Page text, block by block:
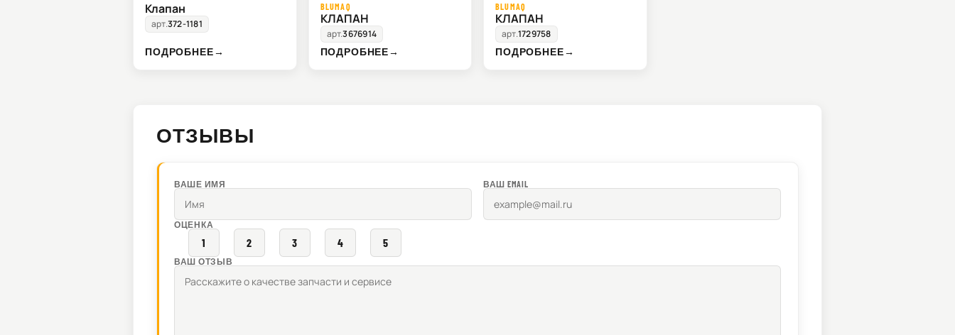
Клапан
арт.372-1181
ПОДРОБНЕЕ→
BLUMAQ
КЛАПАН
арт.3676914
ПОДРОБНЕЕ→
BLUMAQ
КЛАПАН
арт.1729758
ПОДРОБНЕЕ→
ОТЗЫВЫ
ВАШЕ ИМЯ ВАШ EMAIL
ОЦЕНКА
1 2 3 4 5
ВАШ ОТЗЫВ